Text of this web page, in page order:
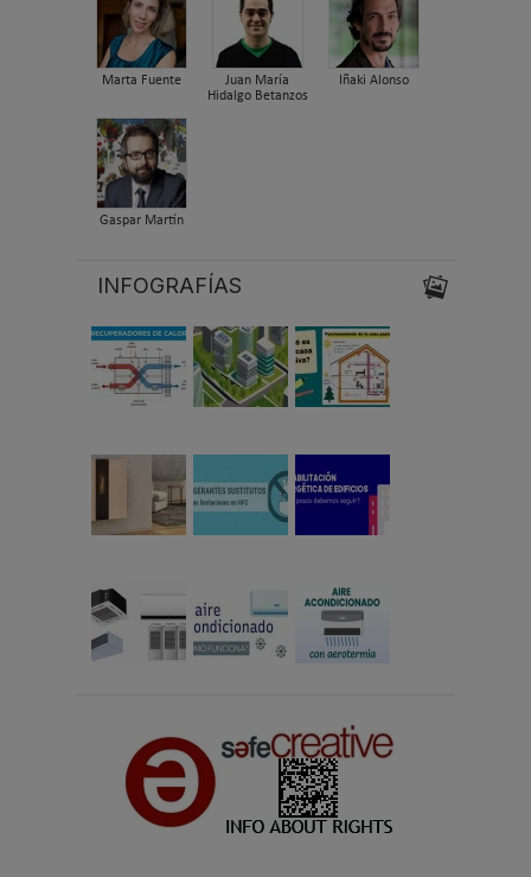
Marta Fuente
Juan María
Hidalgo Betanzos
Iñaki Alonso
Gaspar Martín
INFOGRAFÍAS